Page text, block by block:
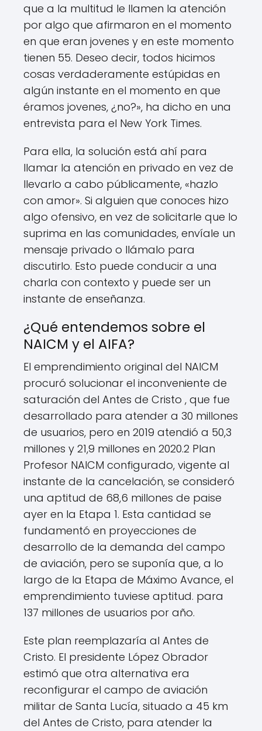
que a la multitud le llamen la atención
por algo que afirmaron en el momento
en que eran jovenes y en este momento
tienen 55. Deseo decir, todos hicimos
cosas verdaderamente estúpidas en
algún instante en el momento en que
éramos jovenes, ¿no?», ha dicho en una
entrevista para el New York Times.
Para ella, la solución está ahí para
llamar la atención en privado en vez de
llevarlo a cabo públicamente, «hazlo
con amor». Si alguien que conoces hizo
algo ofensivo, en vez de solicitarle que lo
suprima en las comunidades, envíale un
mensaje privado o llámalo para
discutirlo. Esto puede conducir a una
charla con contexto y puede ser un
instante de enseñanza.
¿Qué entendemos sobre el
NAICM y el AIFA?
El emprendimiento original del NAICM
procuró solucionar el inconveniente de
saturación del Antes de Cristo , que fue
desarrollado para atender a 30 millones
de usuarios, pero en 2019 atendió a 50,3
millones y 21,9 millones en 2020.2 Plan
Profesor NAICM configurado, vigente al
instante de la cancelación, se consideró
una aptitud de 68,6 millones de paise
ayer en la Etapa 1. Esta cantidad se
fundamentó en proyecciones de
desarrollo de la demanda del campo
de aviación, pero se suponía que, a lo
largo de la Etapa de Máximo Avance, el
emprendimiento tuviese aptitud. para
137 millones de usuarios por año.
Este plan reemplazaría al Antes de
Cristo. El presidente López Obrador
estimó que otra alternativa era
reconfigurar el campo de aviación
militar de Santa Lucía, situado a 45 km
del Antes de Cristo, para atender la